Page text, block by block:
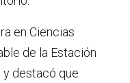
en Ciencias
de la Estación
y destacó que